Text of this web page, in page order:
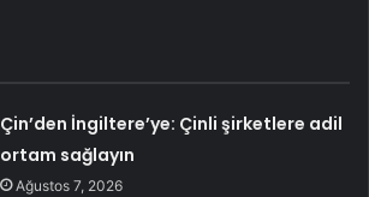
Çin’den İngiltere’ye: Çinli şirketlere adil
ortam sağlayın
Ağustos 7, 2026